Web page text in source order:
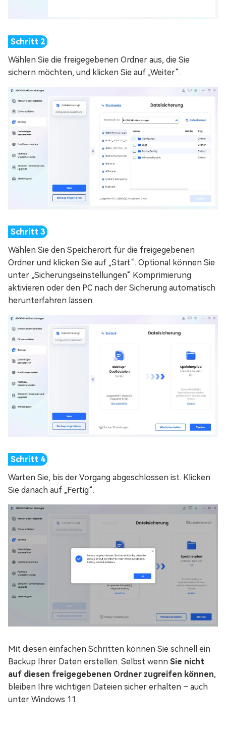
Wählen Sie die freigegebenen Ordner aus, die Sie
sichern möchten, und klicken Sie auf „Weiter“.
Wählen Sie den Speicherort für die freigegebenen
Ordner und klicken Sie auf „Start“. Optional können Sie
unter „Sicherungseinstellungen“ Komprimierung
aktivieren oder den PC nach der Sicherung automatisch
herunterfahren lassen.
Warten Sie, bis der Vorgang abgeschlossen ist. Klicken
Sie danach auf „Fertig“.
Mit diesen einfachen Schritten können Sie schnell ein
Backup Ihrer Daten erstellen. Selbst wenn Sie nicht
auf diesen freigegebenen Ordner zugreifen können,
bleiben Ihre wichtigen Dateien sicher erhalten – auch
unter Windows 11.